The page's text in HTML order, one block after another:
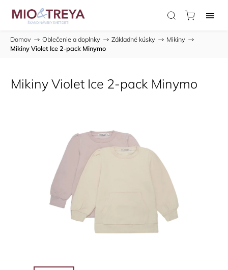
Domov / Oblečenie a doplnky / Základné kúsky / Mikiny /
Mikiny Violet Ice 2-pack Minymo
Mikiny Violet Ice 2-pack Minymo